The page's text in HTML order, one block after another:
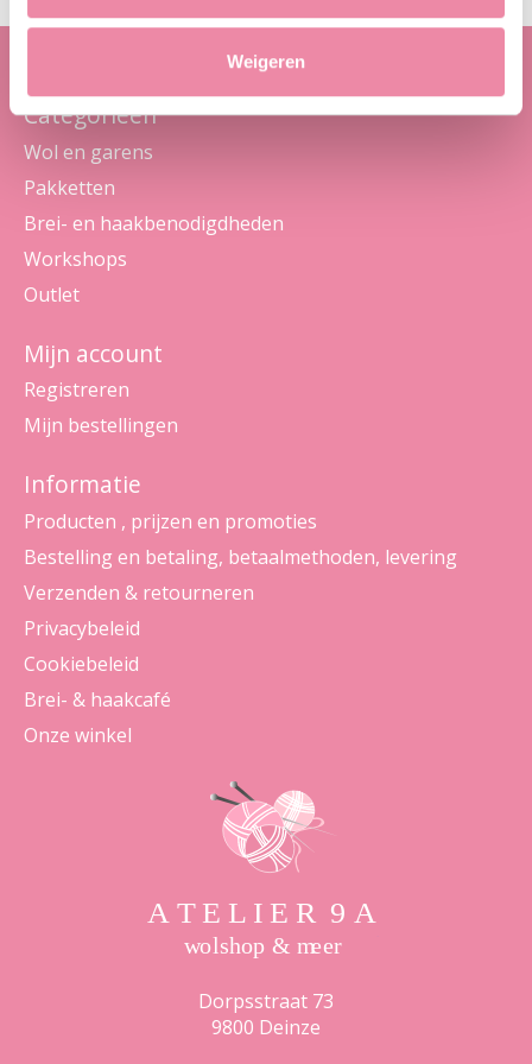
Weigeren
Categorieën
Wol en garens
Pakketten
Brei- en haakbenodigdheden
Workshops
Outlet
Mijn account
Registreren
Mijn bestellingen
Informatie
Producten , prijzen en promoties
Bestelling en betaling, betaalmethoden, levering
Verzenden & retourneren
Privacybeleid
Cookiebeleid
Brei- & haakcafé
Onze winkel
Dorpsstraat 73
9800 Deinze